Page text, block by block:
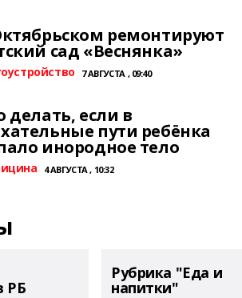
ремонтируют
сад «Веснянка»
7 АВГУСТА , 09:40
делать, если в
пути ребёнка
инородное тело
4 АВГУСТА , 10:32
РБ
Рубрика "Еда и
напитки"